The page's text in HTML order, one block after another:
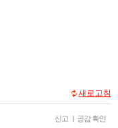
새로고침
신고 | 공감 확인